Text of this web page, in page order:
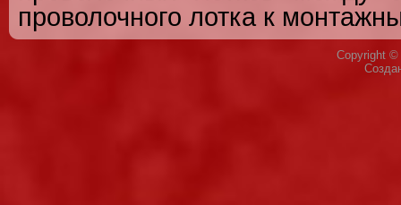
проволочного лотка к
Copyright